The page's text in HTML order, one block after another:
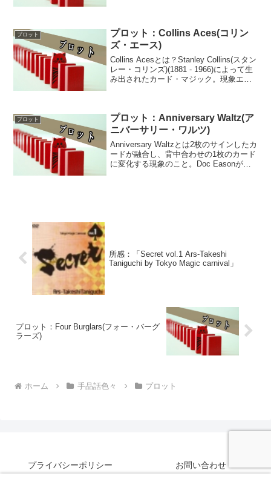
プロット
プロット：Collins Aces(コリン
ズ・エース)
Collins Acesとは？Stanley Collins(スタン
レー・コリンズ)(1881 - 1966)によって生
み出されたカード・マジック。現象エー
プロット
プロット：Anniversary Waltz(ア
ニバーサリー・ワルツ)
Anniversary Waltzとは2枚のサインしたカ
ードが融合し、背中合わせの1枚のカード
に変化する現象のこと。Doc Easonが発
所感：「Secret vol.1 Ars-Takeshi
Taniguchi by Tokyo Magic carnival」
プロット：Four Burglars(フォー・バーグ
ラーズ)
ホーム 手品話色々 プロット
プライバシーポリシー お問い合わせ